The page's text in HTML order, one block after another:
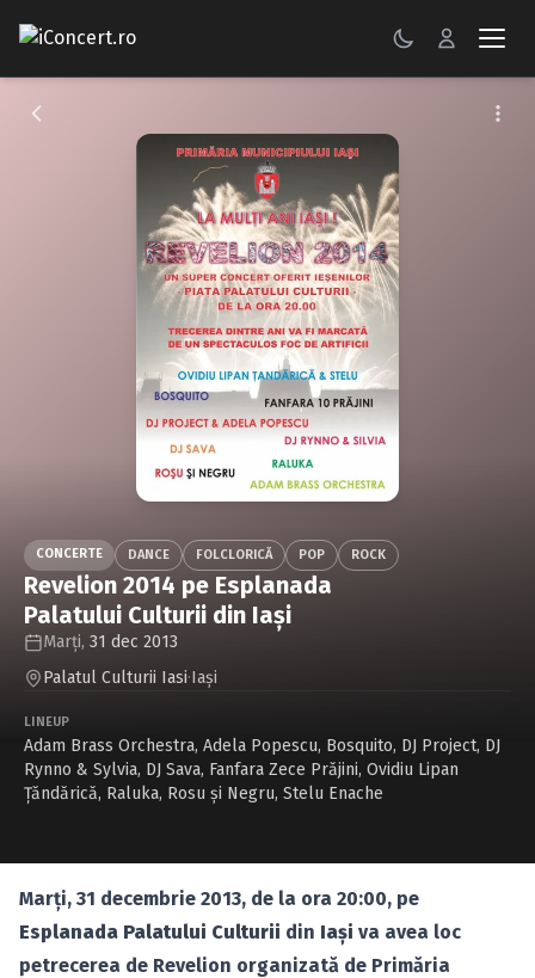
CONCERTE
Caută în site...
CONCERTE DANCE FOLCLORICĂ POP ROCK
Revelion 2014 pe Esplanada
Palatului Culturii din Iaşi
Marți, 31 dec 2013
Palatul Culturii Iasi·Iaşi
LINEUP
Adam Brass Orchestra, Adela Popescu, Bosquito, DJ Project, DJ
Rynno & Sylvia, DJ Sava, Fanfara Zece Prăjini, Ovidiu Lipan
Ţăndărică, Raluka, Rosu şi Negru, Stelu Enache
Marţi, 31 decembrie 2013, de la ora 20:00, pe
Esplanada Palatului Culturii din Iaşi va avea loc
petrecerea de Revelion organizată de Primăria